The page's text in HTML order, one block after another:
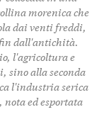
morenica che
dai venti freddi,
dall'antichità.
l'agricoltura e
sino alla seconda
l'industria serica
ed esportata